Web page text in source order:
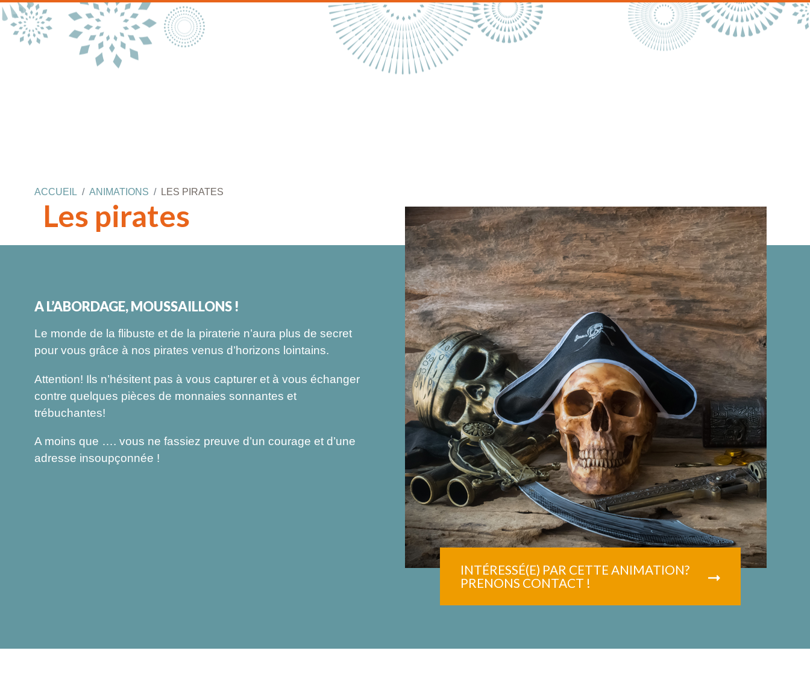
ACCUEIL ANIMATIONS LES PIRATES
Les pirates
A L’ABORDAGE, MOUSSAILLONS !
Le monde de la flibuste et de la piraterie n’aura plus de secret
pour vous grâce à nos pirates venus d’horizons lointains.
Attention! Ils n’hésitent pas à vous capturer et à vous échanger
contre quelques pièces de monnaies sonnantes et
trébuchantes!
A moins que …. vous ne fassiez preuve d’un courage et d’une
adresse insoupçonnée !
INTÉRESSÉ(E) PAR CETTE ANIMATION?
PRENONS CONTACT !